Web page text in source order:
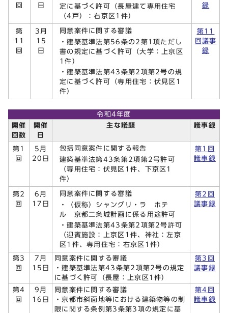
回 日
定に基づく許可（長屋建て専用住宅
（4戸）：右京区1件）
録
第
11
回
3月
15
日
同意案件に関する審議
・建築基準法第56条の2第1項ただし
書の規定に基づく許可（大学：上京区
1件）
・建築基準法第43条第2項第2号の規
定に基づく許可（専用住宅：伏見区1
件）
第11
回議事
録
令和4年度
開催
回数
開催
日
主な議題 議事録
第1
回
5月
20日
包括同意案件に関する報告
建築基準法第43条第2項第2号許可
（専用住宅：伏見区1件、下京区1
件）
第1回
議事録
第2
回
6月
17日
同意案件に関する審議
・（仮称）シャングリ・ラ ホテ
ル 京都二条城計画に係る用途許可
・建築基準法第43条第2項第2号許可
（迎賓施設：上京区1件、神社：左京
区1件、専用住宅：右京区1件）
第2回
議事録
第3
回
7月
15日
同意案件に関する審議
・建築基準法第43条第2項第2号の規定
に基づく許可（長屋：上京区1件）
第3回
議事録
第4
回
9月
16日
同意案件に関する審議
・京都市斜面地等における建築物等の制
限に関する条例第3条第3項の規定に基
第4回
議事録